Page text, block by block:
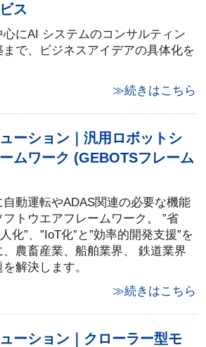
ス
にAI システムのコンサルティン
で、ビジネスアイデアの具体化を
≫続きはこちら
ーション｜汎用ロボットシ
ムワーク (GEBOTSフレーム
動運転やADAS関連の必要な機能
トウエアフレームワーク。 ”省
化”、”IoT化”と”効率的開発支援”を
農畜産業、船舶業界、 鉄道業界
解決します。
≫続きはこちら
ーション｜クローラー型モ